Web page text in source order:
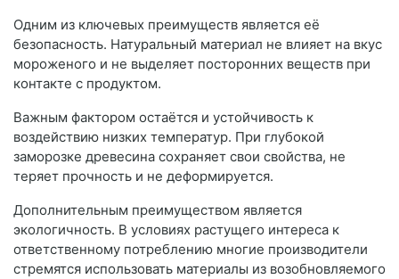
Одним из ключевых преимуществ является её
безопасность. Натуральный материал не влияет на вкус
мороженого и не выделяет посторонних веществ при
контакте с продуктом.
Важным фактором остаётся и устойчивость к
воздействию низких температур. При глубокой
заморозке древесина сохраняет свои свойства, не
теряет прочность и не деформируется.
Дополнительным преимуществом является
экологичность. В условиях растущего интереса к
ответственному потреблению многие производители
стремятся использовать материалы из возобновляемого